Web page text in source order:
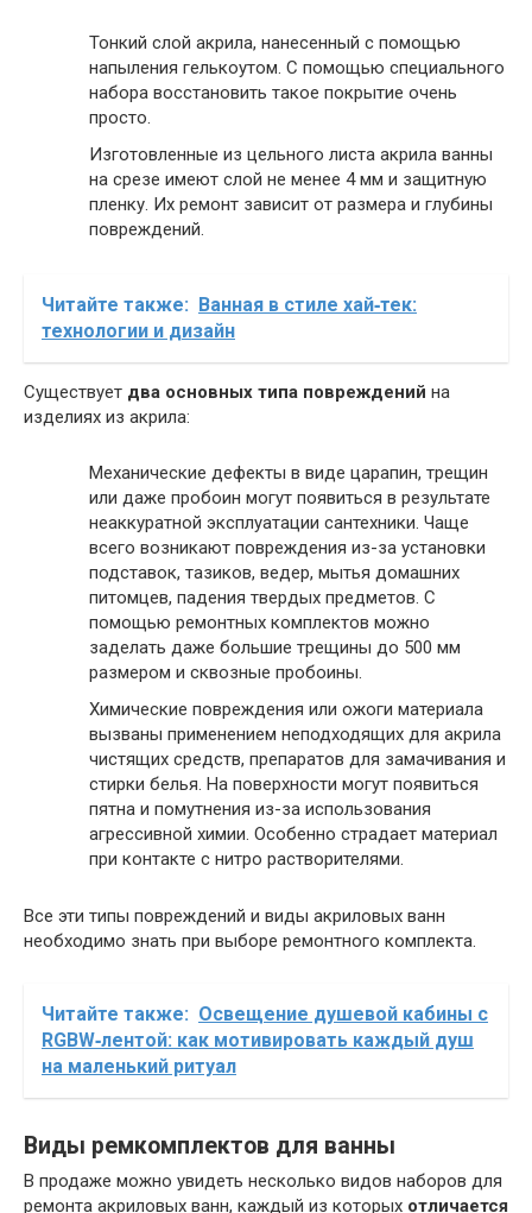
Тонкий слой акрила, нанесенный с помощью
напыления гелькоутом. С помощью специального
набора восстановить такое покрытие очень
просто.
Изготовленные из цельного листа акрила ванны
на срезе имеют слой не менее 4 мм и защитную
пленку. Их ремонт зависит от размера и глубины
повреждений.
Читайте также:
Ванная в стиле хай‑тек:
технологии и дизайн
Существует два основных типа повреждений на
изделиях из акрила:
Механические дефекты в виде царапин, трещин
или даже пробоин могут появиться в результате
неаккуратной эксплуатации сантехники. Чаще
всего возникают повреждения из-за установки
подставок, тазиков, ведер, мытья домашних
питомцев, падения твердых предметов. С
помощью ремонтных комплектов можно
заделать даже большие трещины до 500 мм
размером и сквозные пробоины.
Химические повреждения или ожоги материала
вызваны применением неподходящих для акрила
чистящих средств, препаратов для замачивания и
стирки белья. На поверхности могут появиться
пятна и помутнения из-за использования
агрессивной химии. Особенно страдает материал
при контакте с нитро растворителями.
Все эти типы повреждений и виды акриловых ванн
необходимо знать при выборе ремонтного комплекта.
Читайте также: Освещение душевой кабины с
RGBW‑лентой: как мотивировать каждый душ
на маленький ритуал
Виды ремкомплектов для ванны
В продаже можно увидеть несколько видов наборов для
ремонта акриловых ванн, каждый из которых отличается